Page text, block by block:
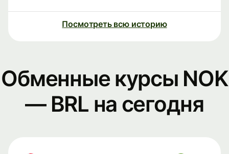
Посмотреть всю историю
Обменные курсы NOK
— BRL на сегодня